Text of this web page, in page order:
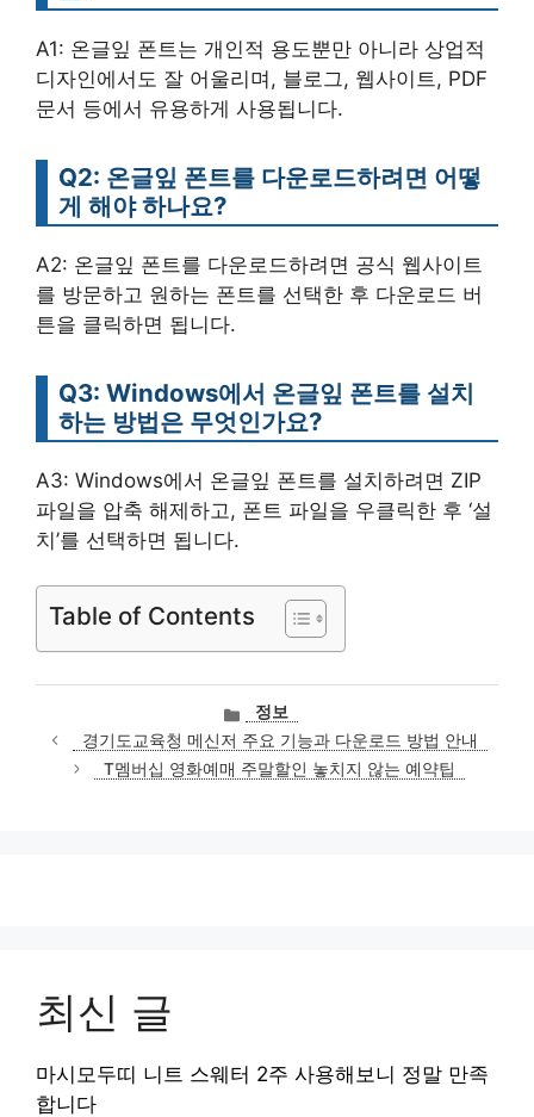
A1: 온글잎 폰트는 개인적 용도뿐만 아니라 상업적
디자인에서도 잘 어울리며, 블로그, 웹사이트, PDF
문서 등에서 유용하게 사용됩니다.
Q2: 온글잎 폰트를 다운로드하려면 어떻
게 해야 하나요?
A2: 온글잎 폰트를 다운로드하려면 공식 웹사이트
를 방문하고 원하는 폰트를 선택한 후 다운로드 버
튼을 클릭하면 됩니다.
Q3: Windows에서 온글잎 폰트를 설치
하는 방법은 무엇인가요?
A3: Windows에서 온글잎 폰트를 설치하려면 ZIP
파일을 압축 해제하고, 폰트 파일을 우클릭한 후 ‘설
치’를 선택하면 됩니다.
Table of Contents
카
테
고
리
정보
경기도교육청 메신저 주요 기능과 다운로드 방법 안내
T멤버십 영화예매 주말할인 놓치지 않는 예약팁
최신 글
마시모두띠 니트 스웨터 2주 사용해보니 정말 만족
합니다